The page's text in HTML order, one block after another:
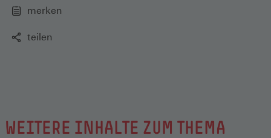
zum Gewerkschaftsbeitritt vermeiden wollen.
merken
teilen
WEITERE INHALTE ZUM THEMA